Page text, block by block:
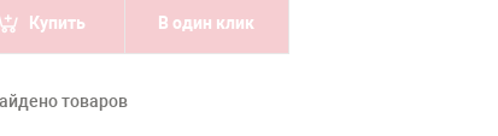
Купить В один клик
товаров